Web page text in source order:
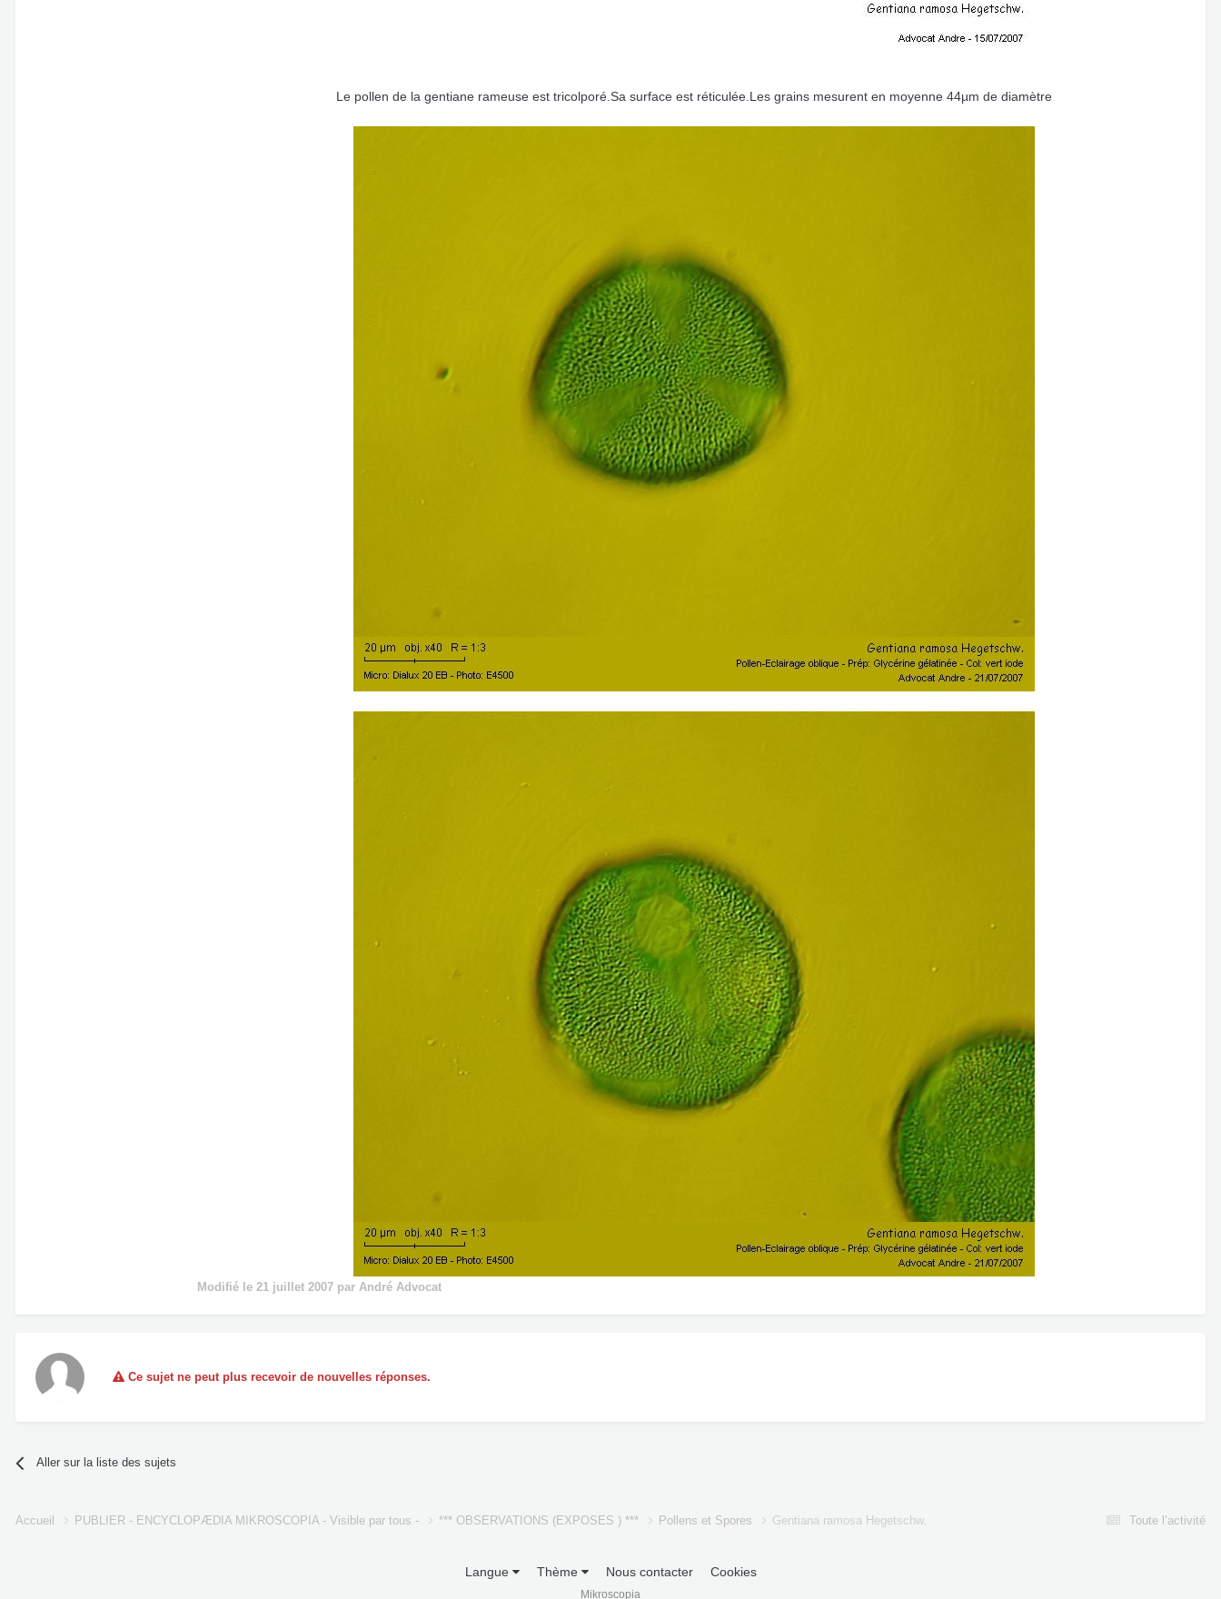
Le pollen de la gentiane rameuse est tricolporé.Sa surface est réticulée.Les grains mesurent en moyenne 44µm de diamètre
Modifié le 21 juillet 2007 par André Advocat
Ce sujet ne peut plus recevoir de nouvelles réponses.
Aller sur la liste des sujets
Toute l’activité
Accueil PUBLIER - ENCYCLOPÆDIA MIKROSCOPIA - Visible par tous - *** OBSERVATIONS (EXPOSES ) *** Pollens et Spores Gentiana ramosa Hegetschw.
Langue Thème Nous contacter Cookies
Mikroscopia